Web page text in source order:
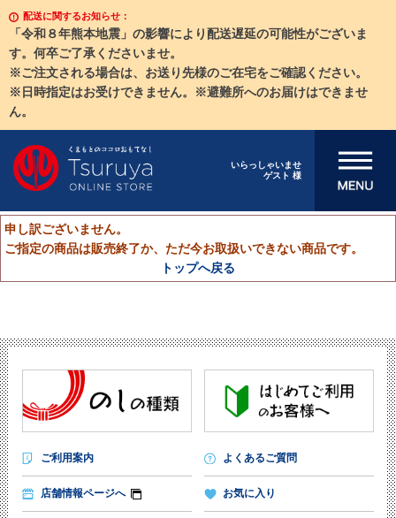
配送に関するお知らせ：
「令和８年熊本地震」の影響により配送遅延の可能性がございま
す。何卒ご了承くださいませ。
※ご注文される場合は、お送り先様のご在宅をご確認ください。
※日時指定はお受けできません。※避難所へのお届けはできませ
ん。
いらっしゃいませ
ゲスト 様
メニューを開
申し訳ございません。
ご指定の商品は販売終了か、ただ今お取扱いできない商品です。
トップへ戻る
ご利用案内 よくあるご質問
店舗情報ページへ お気に入り